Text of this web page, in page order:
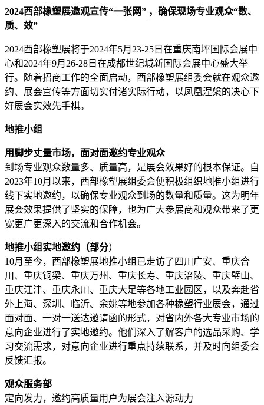
2024西部橡塑展邀观宣传“一张网” ，确保现场专业观众“数、
质、效”
2024西部橡塑展将于2024年5月23-25日在重庆南坪国际会展中
心和2024年9月26-28日在成都世纪城新国际会展中心盛大举
行。随着招商工作的全面启动，西部橡塑展组委会就在观众邀
约、展会宣传等方面切实付诸实际行动，以凤凰涅槃的决心下
好展会实效先手棋。
地推小组
用脚步丈量市场，面对面邀约专业观众
到场专业观众数量多、质量高，是展会效果好的根本保证。自
2023年10月以来，西部橡塑展组委会便积极组织地推小组进行
线下实地邀约，以确保专业观众到场的数量和质量。这为明年
展会效果提供了坚实的保障，也为广大参展商和观众带来了更
宽更广更深入的交流和合作机会。
地推小组实地邀约（部分）
10月至今，西部橡塑展地推小组已走访了四川广安、重庆合
川、重庆铜梁、重庆万州、重庆长寿、重庆涪陵、重庆璧山、
重庆江津、重庆永川、重庆大足等各地工业园区，以及奔赴省
外上海、深圳、临沂、余姚等地参加各种橡塑行业展会，通过
面对面、一对一送达邀请函的形式，对省内外各大专业市场的
意向企业进行了实地邀约。他们深入了解客户的选品采购、学
习交流需求，对意向企业进行重点持续联系，并及时向组委会
反馈汇报。
观众服务部
定向发力，邀约高质量用户为展会注入源动力